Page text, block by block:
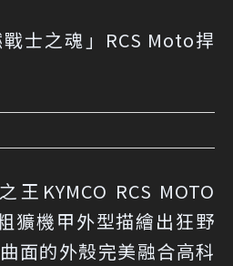
戰士之魂」RCS Moto捍
KYMCO RCS MOTO
獷機甲外型描繪出狂野
面的外殼完美融合高科